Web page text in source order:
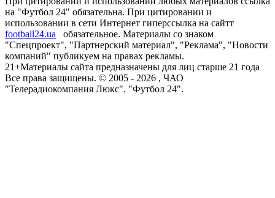
на "Футбол 24" обязательна. При цитировании и
использовании в сети Интернет гиперссылка на сайтт
football24.ua
обязательное. Материалы со знаком
"Спецпроект", "Партнерский материал", "Реклама", "Новости
компаний" публикуем на правах рекламы.
21+Материалы сайта предназначены для лиц старше 21 года
Все права защищены. © 2005 - 2026 , ЧАО
"Телерадиокомпания Люкс". "Футбол 24".